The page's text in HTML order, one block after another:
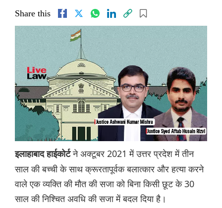
Share this
इलाहाबाद हाईकोर्टने अक्टूबर 2021 में उत्तर प्रदेश में तीन
साल की बच्ची के साथ क्रूरतापूर्वक बलात्कार और हत्या करने
वाले एक व्यक्ति की मौत की सजा को बिना किसी छूट के 30
साल की निश्चित अवधि की सजा में बदल दिया है।